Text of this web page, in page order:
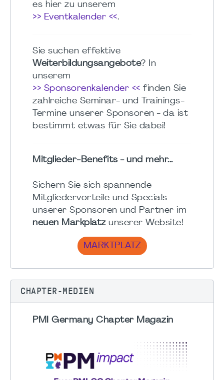
es hier zu unserem
>> Eventkalender <<.
Sie suchen effektive
Weiterbildungsangebote? In
unserem
>> Sponsorenkalender << finden Sie
zahlreiche Seminar- und Trainings-
Termine unserer Sponsoren - da ist
bestimmt etwas für Sie dabei!
Mitglieder-Benefits - und mehr...
Sichern Sie sich spannende
Mitgliedervorteile und Specials
unserer Sponsoren und Partner im
neuen Markplatzunserer Website!
MARKTPLATZ
CHAPTER-MEDIEN
PMI Germany Chapter Magazin